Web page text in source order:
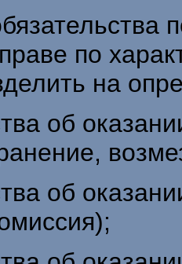
по
на
об
об